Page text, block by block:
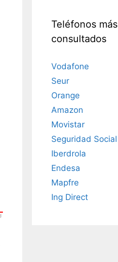
Teléfonos más
consultados
Vodafone
Seur
Orange
Amazon
Movistar
Seguridad Social
Iberdrola
Endesa
Mapfre
Ing Direct